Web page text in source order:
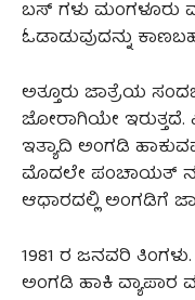
ಬಸ್ ಗಳು ಮಂಗಳೂರು
ಓಡಾಡುವುದನ್ನು
ಅತ್ತೂರು ಜಾತ್ರೆಯ
ಜೋರಾಗಿಯೇ ಇರುತ್ತದೆ.
ಇತ್ಯಾದಿ ಅಂಗಡಿ
ಮೊದಲೇ ಪಂಚಾಯತ್‌
ಆಧಾರದಲ್ಲಿ ಅಂಗಡಿಗೆ
1981 ರ ಜನವರಿ
ಅಂಗಡಿ ಹಾಕಿ